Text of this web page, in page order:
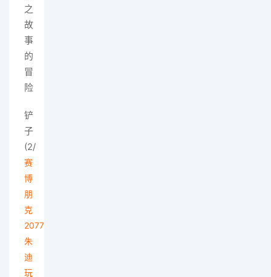
之
故
事
的
冒
险
铲
子
(2/
赛
博
朋
克
2077
朱
迪
玩